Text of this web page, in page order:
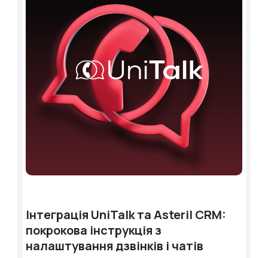
Інтеграція UniTalk та Asteril CRM:
покрокова інструкція з
налаштування дзвінків і чатів